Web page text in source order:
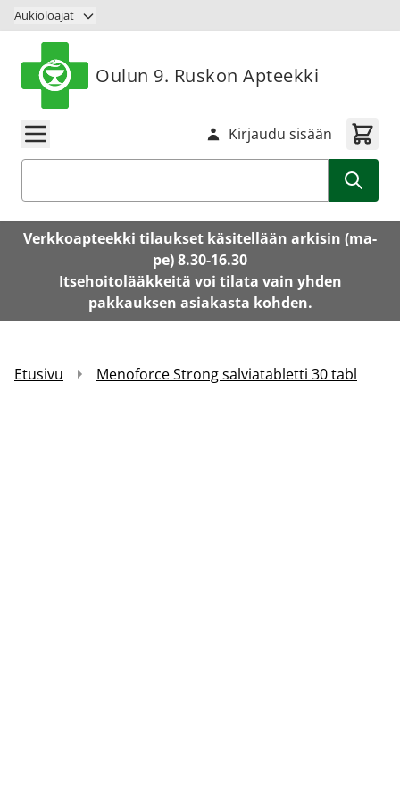
Siirry sisältöön
Aukioloajat
Oulun 9. Ruskon Apteekki
Kirjaudu sisään
Verkkoapteekki tilaukset käsitellään arkisin (ma-
pe) 8.30-16.30
Itsehoitolääkkeitä voi tilata vain yhden
pakkauksen asiakasta kohden.
Etusivu Menoforce Strong salviatabletti 30 tabl